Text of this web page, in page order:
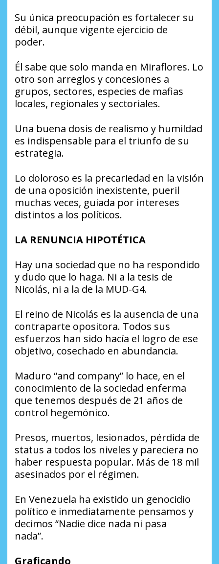
Su única preocupación es fortalecer su
débil, aunque vigente ejercicio de
poder.
Él sabe que solo manda en Miraflores. Lo
otro son arreglos y concesiones a
grupos, sectores, especies de mafias
locales, regionales y sectoriales.
Una buena dosis de realismo y humildad
es indispensable para el triunfo de su
estrategia.
Lo doloroso es la precariedad en la visión
de una oposición inexistente, pueril
muchas veces, guiada por intereses
distintos a los políticos.
LA RENUNCIA HIPOTÉTICA
Hay una sociedad que no ha respondido
y dudo que lo haga. Ni a la tesis de
Nicolás, ni a la de la MUD-G4.
El reino de Nicolás es la ausencia de una
contraparte opositora. Todos sus
esfuerzos han sido hacía el logro de ese
objetivo, cosechado en abundancia.
Maduro “and company” lo hace, en el
conocimiento de la sociedad enferma
que tenemos después de 21 años de
control hegemónico.
Presos, muertos, lesionados, pérdida de
status a todos los niveles y pareciera no
haber respuesta popular. Más de 18 mil
asesinados por el régimen.
En Venezuela ha existido un genocidio
político e inmediatamente pensamos y
decimos “Nadie dice nada ni pasa
nada”.
Graficando